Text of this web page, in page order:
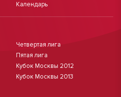
Календарь
Четвертая лига
Пятая лига
Кубок Москвы 2012
Кубок Москвы 2013